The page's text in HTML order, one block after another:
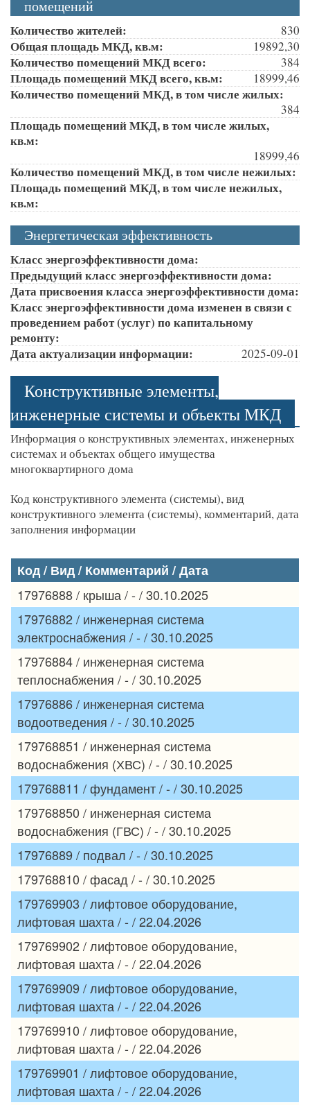
помещений
Количество жителей: 830
Общая площадь МКД, кв.м: 19892,30
Количество помещений МКД всего: 384
Площадь помещений МКД всего, кв.м: 18999,46
Количество помещений МКД, в том числе жилых:
384
Площадь помещений МКД, в том числе жилых,
кв.м:
18999,46
Количество помещений МКД, в том числе нежилых:
Площадь помещений МКД, в том числе нежилых,
кв.м:
Энергетическая эффективность
Класс энергоэффективности дома:
Предыдущий класс энергоэффективности дома:
Дата присвоения класса энергоэффективности дома:
Класс энергоэффективности дома изменен в связи с
проведением работ (услуг) по капитальному
ремонту:
Дата актуализации информации:
2025-09-01
Конструктивные элементы,
инженерные системы и объекты МКД
Информация о конструктивных элементах, инженерных
системах и объектах общего имущества
многоквартирного дома
Код конструктивного элемента (системы), вид
конструктивного элемента (системы), комментарий, дата
заполнения информации
Код / Вид / Комментарий / Дата
17976888 / крыша / - / 30.10.2025
17976882 / инженерная система
электроснабжения / - / 30.10.2025
17976884 / инженерная система
теплоснабжения / - / 30.10.2025
17976886 / инженерная система
водоотведения / - / 30.10.2025
179768851 / инженерная система
водоснабжения (ХВС) / - / 30.10.2025
179768811 / фундамент / - / 30.10.2025
179768850 / инженерная система
водоснабжения (ГВС) / - / 30.10.2025
17976889 / подвал / - / 30.10.2025
179768810 / фасад / - / 30.10.2025
179769903 / лифтовое оборудование,
лифтовая шахта / - / 22.04.2026
179769902 / лифтовое оборудование,
лифтовая шахта / - / 22.04.2026
179769909 / лифтовое оборудование,
лифтовая шахта / - / 22.04.2026
179769910 / лифтовое оборудование,
лифтовая шахта / - / 22.04.2026
179769901 / лифтовое оборудование,
лифтовая шахта / - / 22.04.2026